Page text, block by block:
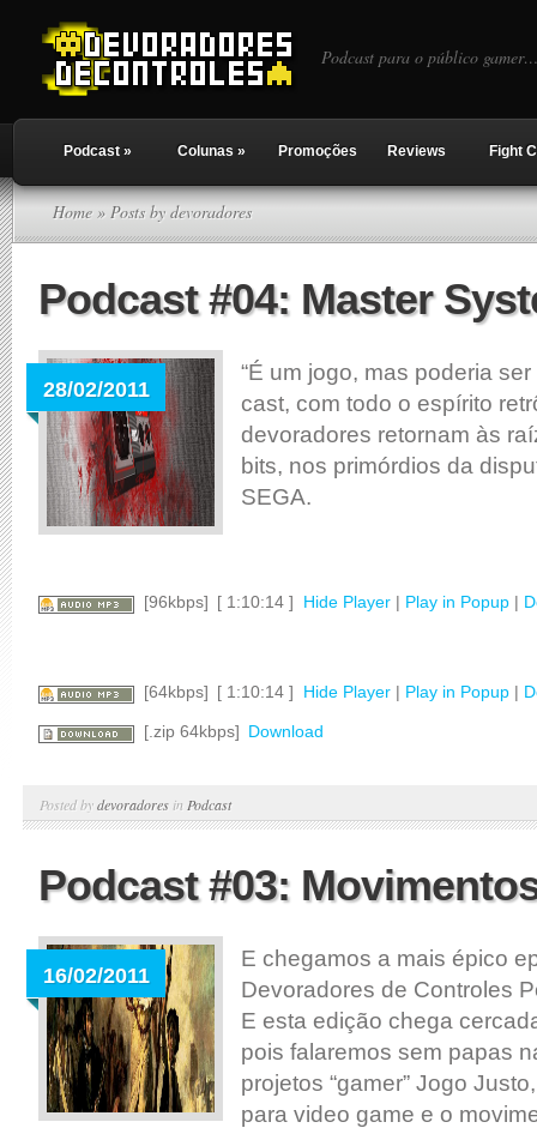
Podcast para o público
Podcast » Colunas » Promoções Reviews Fight
Home » Posts by devoradores
Podcast #04: Master
28/02/2011
“É um jogo, mas poderia
cast, com todo o espírito
devoradores retornam às
bits, nos primórdios da
SEGA.
[96kbps] [ 1:10:14 ] Hide Player| Play in Popup|
[64kbps] [ 1:10:14 ] Hide Player| Play in Popup|
[.zip 64kbps] Download
Posted bydevoradores in Podcast
Podcast #03:
16/02/2011
E chegamos a mais épico
Devoradores de Controles
E esta edição chega
pois falaremos sem papas
projetos “gamer” Jogo
para video game e o